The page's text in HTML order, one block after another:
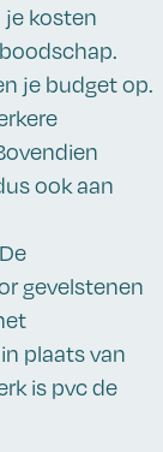
je kosten
je budget op.
ook aan
gevelstenen
plaats van
is pvc de